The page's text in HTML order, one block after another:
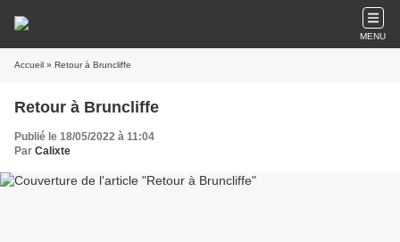
MENU
Accueil » Retour à Bruncliffe
Retour à Bruncliffe
Publié le 18/05/2022 à 11:04
Par Calixte